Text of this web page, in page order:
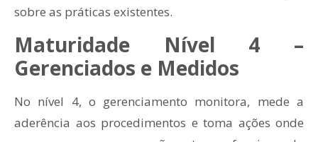
sobre as práticas existentes.
Maturidade Nível 4 –
Gerenciados e Medidos
No nível 4, o gerenciamento monitora, mede a
aderência aos procedimentos e toma ações onde